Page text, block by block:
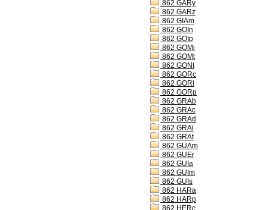
862 GARy
862 GARz
862 GIAm
862 GOIn
862 GOIp
862 GOMi
862 GOMt
862 GONt
862 GORc
862 GORl
862 GORp
862 GRAb
862 GRAc
862 GRAd
862 GRAi
862 GRAt
862 GUAm
862 GUEr
862 GUIa
862 GUIm
862 GUIs
862 HARa
862 HARp
862 HERc